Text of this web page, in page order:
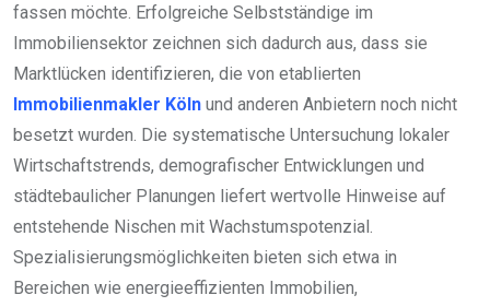
fassen möchte. Erfolgreiche Selbstständige im
Immobiliensektor zeichnen sich dadurch aus, dass sie
Marktlücken identifizieren, die von etablierten
Immobilienmakler Köln und anderen Anbietern noch nicht
besetzt wurden. Die systematische Untersuchung lokaler
Wirtschaftstrends, demografischer Entwicklungen und
städtebaulicher Planungen liefert wertvolle Hinweise auf
entstehende Nischen mit Wachstumspotenzial.
Spezialisierungsmöglichkeiten bieten sich etwa in
Bereichen wie energieeffizienten Immobilien,